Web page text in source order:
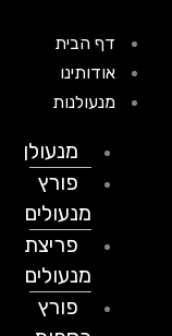
דף הבית
אודותינו
מנעולנות
מנעולן
פורץ
מנעולים
פריצת
מנעולים
פורץ